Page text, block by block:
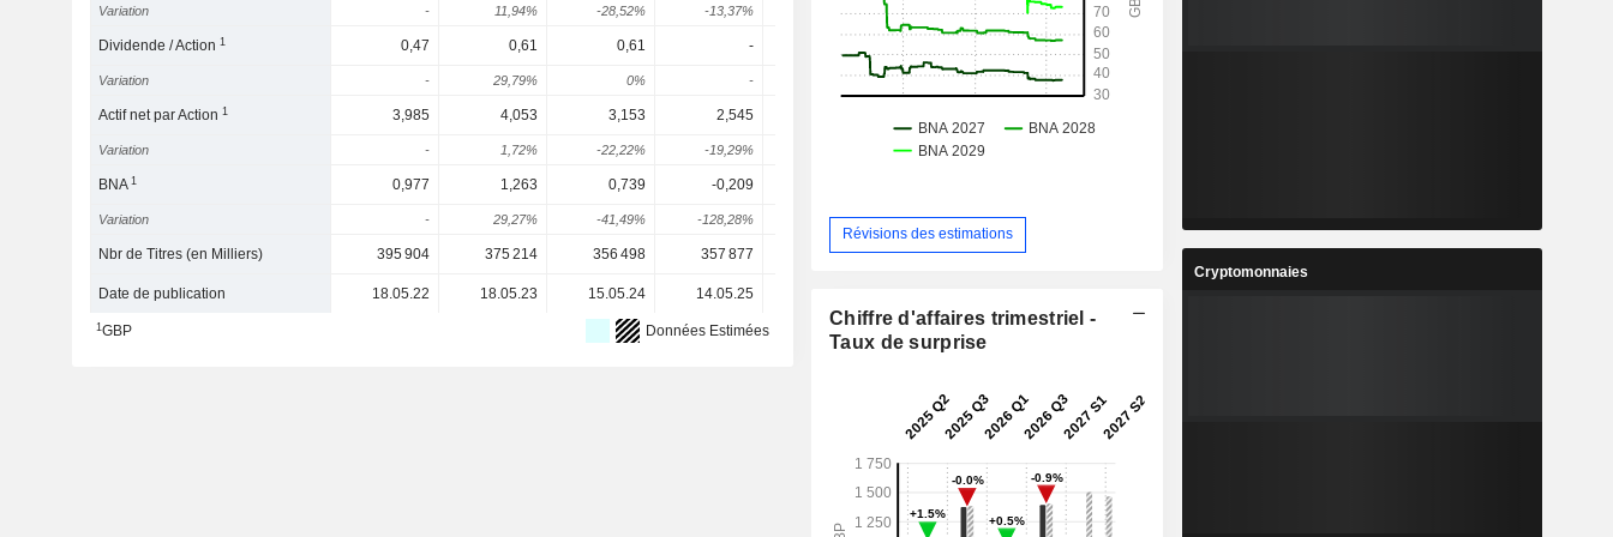
Variation - 11,94% -28,52% -13,37% 12,22% 7,07% 6,06%
Dividende / Action1 0,47 0,61 0,61 - 0,2486
Variation - 29,79% 0% - - - 50,89%
Actif net par Action1 3,985 4,053 3,153 2,545
Variation - 1,72% -22,22% -19,29% 15,09%
BNA1 0,977 1,263 0,739 -0,209
Variation - 29,27% -41,49% -128,28% 128,23% 539,83%
Nbr de Titres (en Milliers) 395 904 375 214 356 498 357 877 359 198 358 211 358 211 358 211
Date de publication 18.05.22 18.05.23 15.05.24 14.05.25
1GBP Données Estimées
Révisions des estimations
Chiffre d'affaires trimestriel -
Taux de surprise
Cryptomonnaies